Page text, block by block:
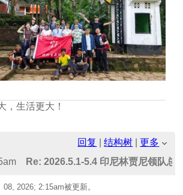
，生活更大！
回复 |结构树 |更多
Re: 2026.5.1-5.4 印尼林贾尼领队总
08, 2026; 2:15am被更新。